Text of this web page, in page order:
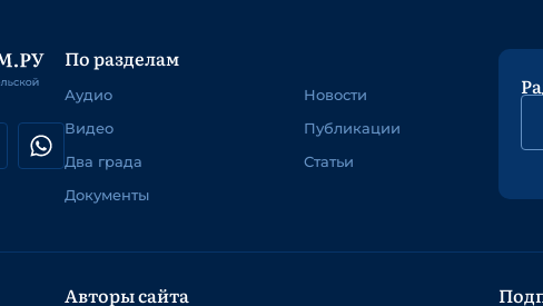
По разделам
Аудио
Видео
Два града
Документы
Новости
Публикации
Статьи
Авторы сайта